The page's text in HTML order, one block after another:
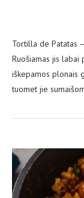
Tortilla de Patatas
Ruošiamas jis labai
iškepamos plonais
tuomet jie